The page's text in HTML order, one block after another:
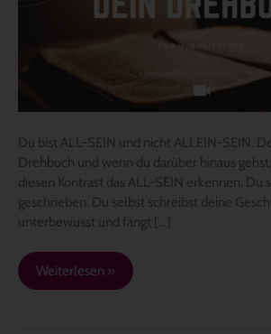
Du bist ALL-SEIN und nicht ALLEIN-SEIN.
Drehbuch und wenn du darüber hinaus
diesen Kontrast das ALL-SEIN erkennen. Du
geschrieben. Du selbst schreibst deine
unterbewusst und fängt […]
Weiterlesen »